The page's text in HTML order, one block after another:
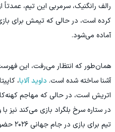
رالف رانگنیک، سرمربی این تیم، عمدتاً
کرده است، در حالی که تیمش برای
آماده می‌شود.
همان‌طور که انتظار می‌رفت، این
آشنا ساخته شده است. داوید آلابا،
اتریش است، در حالی که مهاجم
تیم برای بازی در جام جهانی ۲۰۲۶ حضور دارد.